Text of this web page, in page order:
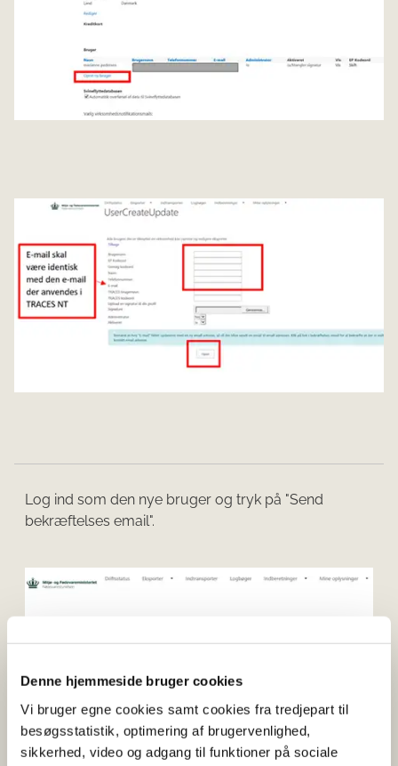
Denne hjemmeside bruger cookies
Vi bruger egne cookies samt cookies fra tredjepart til
besøgsstatistik, optimering af brugervenlighed,
sikkerhed, video og adgang til funktioner på sociale
Log ind som den nye bruger og tryk på "Send
bekræftelses email".